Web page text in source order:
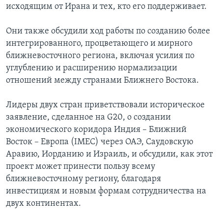
исходящим от Ирана и тех, кто его поддерживает.
Они также обсудили ход работы по созданию более
интегрированного, процветающего и мирного
ближневосточного региона, включая усилия по
углублению и расширению нормализации
отношений между странами Ближнего Востока.
Лидеры двух стран приветствовали историческое
заявление, сделанное на G20, о создании
экономического коридора Индия – Ближний
Восток – Европа (IMEC) через ОАЭ, Саудовскую
Аравию, Иорданию и Израиль, и обсудили, как этот
проект может принести пользу всему
ближневосточному региону, благодаря
инвестициям и новым формам сотрудничества на
двух континентах.